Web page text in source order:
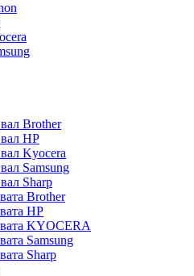
Brother
HP
Kyocera
Samsung
Sharp
Brother
HP
KYOCERA
Samsung
Sharp